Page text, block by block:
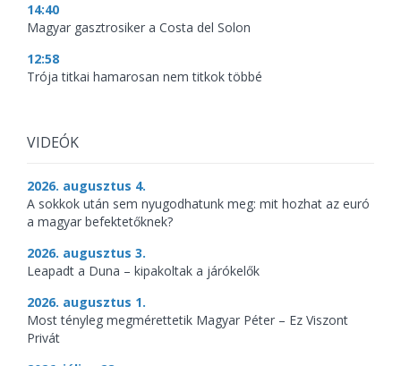
14:40
Magyar gasztrosiker a Costa del Solon
12:58
Trója titkai hamarosan nem titkok többé
VIDEÓK
2026. augusztus 4.
A sokkok után sem nyugodhatunk meg: mit hozhat az euró
a magyar befektetőknek?
2026. augusztus 3.
Leapadt a Duna – kipakoltak a járókelők
2026. augusztus 1.
Most tényleg megmérettetik Magyar Péter – Ez Viszont
Privát